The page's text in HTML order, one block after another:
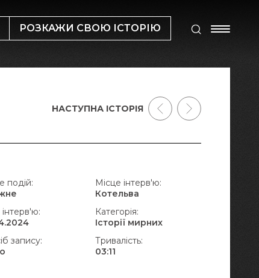
РОЗКАЖИ СВОЮ ІСТОРІЮ
подій:
Місце інтерв'ю:
Котельва
Категорія:
Історії мирних
запису:
Тривалість:
03:11
НАСТУПНА ІСТОРІЯ